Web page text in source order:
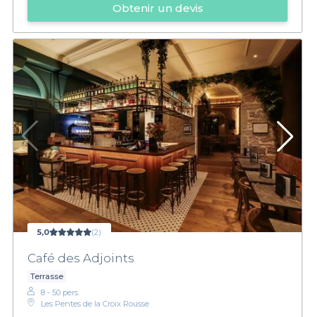
Obtenir un devis
5,0 (2)
Café des Adjoints
Terrasse
8 - 50 pers.
Les Pentes de la Croix Rousse